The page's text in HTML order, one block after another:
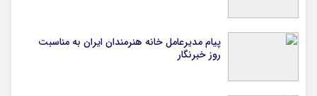
پیام مدیرعامل خانه هنرمندان ایران به مناسبت
روز خبرنگار